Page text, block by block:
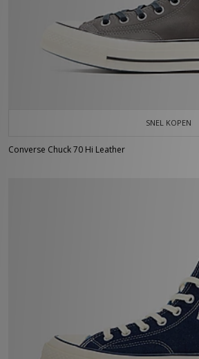
SNEL KOPEN
Converse Chuck 70 Hi Leather